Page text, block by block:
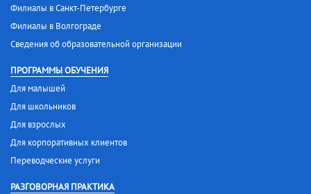
Филиалы в Санкт-Петербурге
Филиалы в Волгограде
Сведения об образовательной организации
ПРОГРАММЫ ОБУЧЕНИЯ
Для малышей
Для школьников
Для взрослых
Для корпоративных клиентов
Переводческие услуги
РАЗГОВОРНАЯ ПРАКТИКА